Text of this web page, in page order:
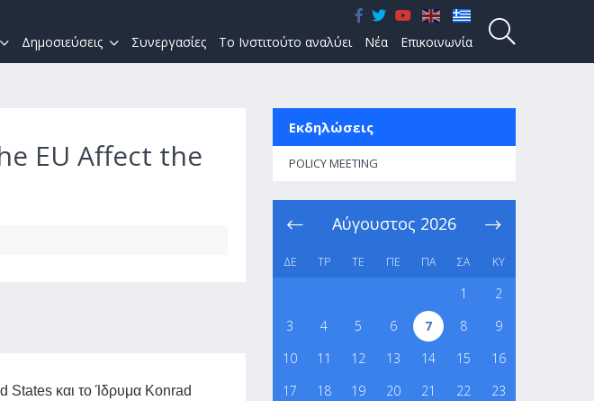
Δημοσιεύσεις Συνεργασίες Το Ινστιτούτο αναλύει Νέα Επικοινωνία
EU Affect the
και το Ίδρυμα Konrad
Εκδηλώσεις
POLICY MEETING
Αύγουστος 2026
ΔΕ ΤΡ ΤΕ ΠΕ ΠΑ ΣΑ ΚΥ
1
2
3
4 5 6 7 8
9
10
11 12 13 14 15
16
17
18 19 20 21 22
23